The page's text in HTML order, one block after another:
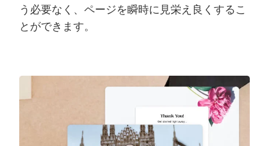
う必要なく、ページを瞬時に見栄え良くするこ
とができます。